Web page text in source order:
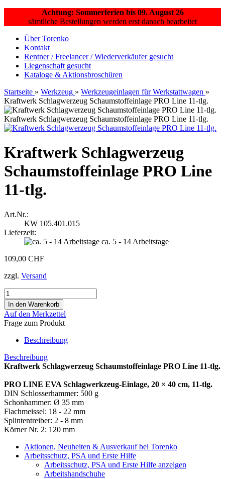
Achtung: Sommerferien bis 09. August 26
sämtliche Bestellungen werden erst danach bearbeitet
Über Torenko
Kontakt
Rentner / Freelancer / Wiederverkäufer gesucht
Liegenschaft gesucht
Kataloge & Aktionsbroschüren
Startseite » Werkzeug » Werkzeugeinlagen für Werkstattwagen »
Kraftwerk Schlagwerzeug Schaumstoffeinlage PRO Line 11-tlg.
Kraftwerk Schlagwerzeug Schaumstoffeinlage PRO Line 11-tlg.
Kraftwerk Schlagwerzeug
Schaumstoffeinlage PRO Line
11-tlg.
Art.Nr.:
KW 105.401.015
Lieferzeit:
ca. 5 - 14 Arbeitstage
109,00 CHF
zzgl. Versand
Auf den Merkzettel
Frage zum Produkt
Beschreibung
Beschreibung
Kraftwerk Schlagwerzeug Schaumstoffeinlage PRO Line 11-tlg.
PRO LINE EVA Schlagwerkzeug-Einlage, 20 × 40 cm, 11-tlg.
DIN Schlosserhammer: 500 g
Schonhammer: Ø 35 mm
Flachmeissel: 18 - 22 mm
Splintentreiber: 2 - 8 mm
Körner Nr. 2: 120 mm
Aktionen, Neuheiten & Ausverkauf bei Torenko
Arbeitsschutz, PSA und Erste Hilfe
Arbeitsschutz, PSA und Erste Hilfe anzeigen
Arbeitshandschuhe